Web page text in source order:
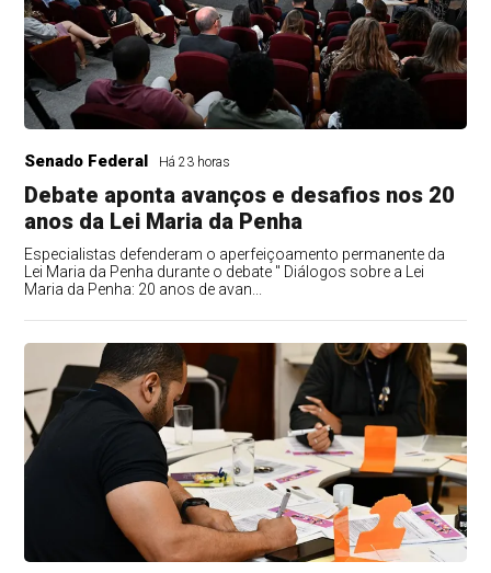
Senado Federal Há 23 horas
Debate aponta avanços e desafios nos 20
anos da Lei Maria da Penha
Especialistas defenderam o aperfeiçoamento permanente da
Lei Maria da Penha durante o debate " Diálogos sobre a Lei
Maria da Penha: 20 anos de avan...